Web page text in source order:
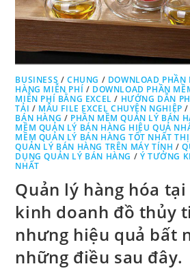
BUSINESS /CHUNG / DOWNLOAD
HÀNG MIỄN PHÍ / DOWNLOAD PHẦN
MIỄN PHÍ BẰNG EXCEL / HƯỚNG DẪN
TẢI / MẪU FILE EXCEL CHUYÊN NGHIỆP /
BÁN HÀNG / PHẦN MỀM QUẢN LÝ BÁN
MỀM QUẢN LÝ BÁN HÀNG HIỆU QUẢ
MỀM QUẢN LÝ BÁN HÀNG TỐT NHẤT
QUẢN LÝ BÁN HÀNG TRÊN MÁY TÍNH /
DỤNG QUẢN LÝ BÁN HÀNG / Ý TƯỞNG
NHẤT
Quản lý hàng hóa
kinh doanh đồ thủy
nhưng hiệu quả bất
những điều sau đây.